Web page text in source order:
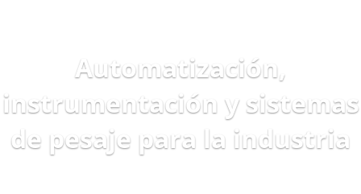
Automatización,
instrumentación y sistemas
de pesaje para la industria